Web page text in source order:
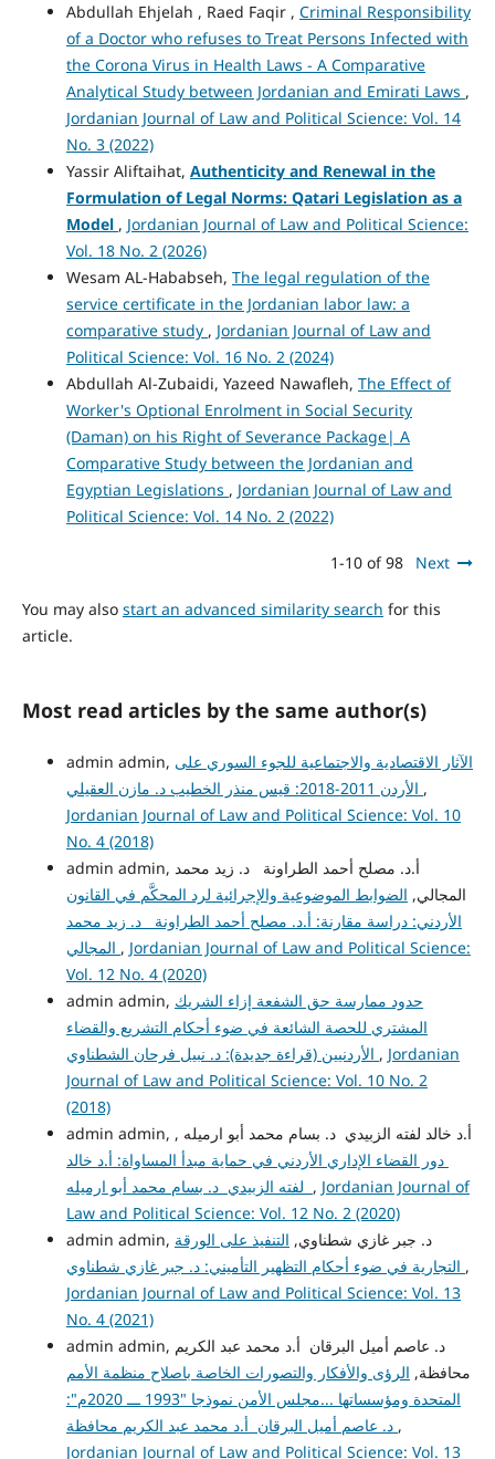
Abdullah Ehjelah , Raed Faqir , Criminal Responsibility
of a Doctor who refuses to Treat Persons Infected with
the Corona Virus in Health Laws - A Comparative
Analytical Study between Jordanian and Emirati Laws ,
Jordanian Journal of Law and Political Science: Vol. 14
No. 3 (2022)
Yassir Aliftaihat, Authenticity and Renewal in the
Formulation of Legal Norms: Qatari Legislation as a
Model , Jordanian Journal of Law and Political Science:
Vol. 18 No. 2 (2026)
Wesam AL-Hababseh, The legal regulation of the
service certificate in the Jordanian labor law: a
comparative study , Jordanian Journal of Law and
Political Science: Vol. 16 No. 2 (2024)
Abdullah Al-Zubaidi, Yazeed Nawafleh, The Effect of
Worker's Optional Enrolment in Social Security
(Daman) on his Right of Severance Package| A
Comparative Study between the Jordanian and
Egyptian Legislations , Jordanian Journal of Law and
Political Science: Vol. 14 No. 2 (2022)
1-10 of 98 Next
You may also start an advanced similarity search for this
article.
Most read articles by the same author(s)
admin admin, الآثار الاقتصادية والاجتماعية للجوء السوري على
,
Jordanian Journal of Law and Political Science: Vol. 10
No. 4 (2018)
admin admin, أ.د. مصلح أحمد الطراونة د. زيد محمد
المجالي, الضوابط الموضوعية والإجرائية لرد المحكَّم في القانون
الأردني: دراسة مقارنة: أ.د. مصلح أحمد الطراونة د. زيد محمد
, Jordanian Journal of Law and Political Science:
Vol. 12 No. 4 (2020)
admin admin, حدود ممارسة حق الشفعة إزاء الشريك
المشتري للحصة الشائعة في ضوء أحكام التشريع والقضاء
, Jordanian
Journal of Law and Political Science: Vol. 10 No. 2
(2018)
admin admin, أ.د خالد لفته الزبيدي د. بسام محمد أبو ارميله ,
دور القضاء الإداري الأردني في حماية مبدأ المساواة: أ.د خالد
, Jordanian Journal of
Law and Political Science: Vol. 12 No. 2 (2020)
admin admin, د. جبر غازي شطناوي, التنفيذ على الورقة
,
Jordanian Journal of Law and Political Science: Vol. 13
No. 4 (2021)
admin admin, د. عاصم أميل البرقان أ.د محمد عبد الكريم
محافظة, الرؤى والأفكار والتصورات الخاصة باصلاح منظمة الأمم
المتحدة ومؤسساتها ...مجلس الأمن نموذجا "1993 ـــ 2020م":
د. عاصم أميل البرقان أ.د محمد عبد الكريم محافظة ,
Jordanian Journal of Law and Political Science: Vol. 13